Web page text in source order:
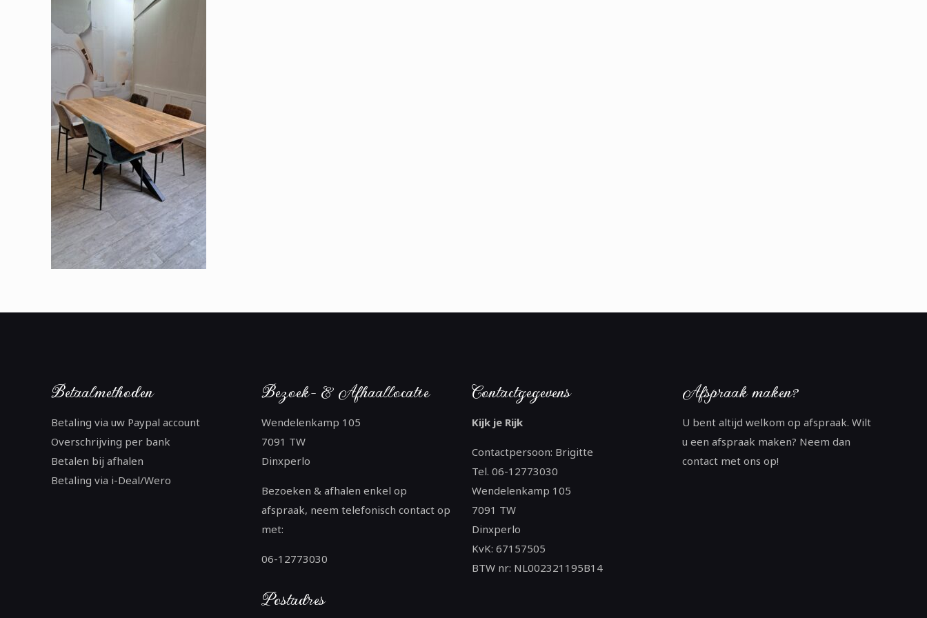
Betaalmethoden
Betaling via uw Paypal account
Overschrijving per bank
Betalen bij afhalen
Betaling via i-Deal/Wero
Bezoek- & Afhaallocatie
Wendelenkamp 105
7091 TW
Dinxperlo
Bezoeken & afhalen enkel op
afspraak, neem telefonisch contact op
met:
06-12773030
Postadres
Contactgegevens
Kijk je Rijk
Contactpersoon: Brigitte
Tel. 06-12773030
Wendelenkamp 105
7091 TW
Dinxperlo
KvK: 67157505
BTW nr: NL002321195B14
Afspraak maken?
U bent altijd welkom op afspraak. Wilt
u een afspraak maken? Neem dan
contact met ons op!